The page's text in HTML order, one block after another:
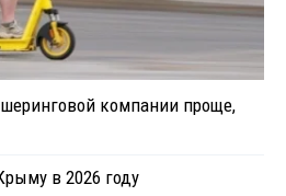
компании проще,
в 2026 году